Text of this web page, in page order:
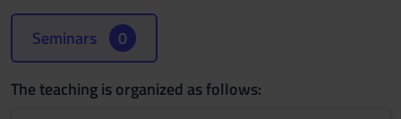
Seminars 0
The teaching is organized as follows: